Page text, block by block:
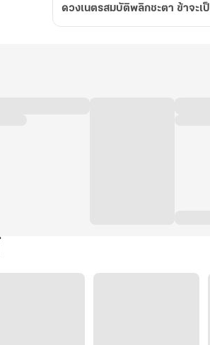
ดวงเนตรสมบัติพลิกชะตา ข้าจะเ